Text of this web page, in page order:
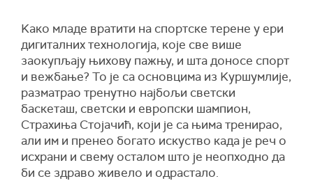
Kако младе вратити на спортске терене у ери
дигиталних технологија, које све више
заокупљају њихову пажњу, и шта доносе спорт
и вежбање? То је са основцима из Kуршумлије,
разматрао тренутно најбољи светски
баскеташ, светски и европски шампион,
Страхиња Стојачић, који је са њима тренирао,
али им и пренео богато искуство када је реч о
исхрани и свему осталом што је неопходно да
би се здраво живело и одрастало.